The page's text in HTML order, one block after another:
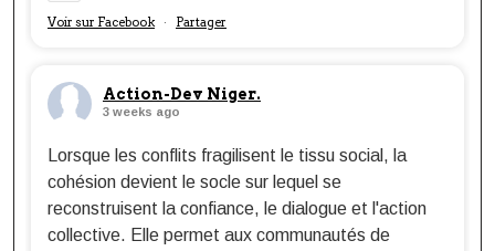
Voir sur Facebook · Partager
Action-Dev Niger.
3 weeks ago
Lorsque les conflits fragilisent le tissu social, la
cohésion devient le socle sur lequel se
reconstruisent la confiance, le dialogue et l'action
collective. Elle permet aux communautés de